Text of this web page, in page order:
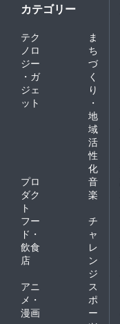
カテゴリー
テク
ノロ
ジー
・ガ
ジェ
ット
ま
ち
づ
く
り
・
地
域
活
性
化
プロ
ダク
ト
音
楽
フー
ド・
飲食
店
チ
ャ
レ
ン
ジ
アニ
メ・
漫画
ス
ポ
ー